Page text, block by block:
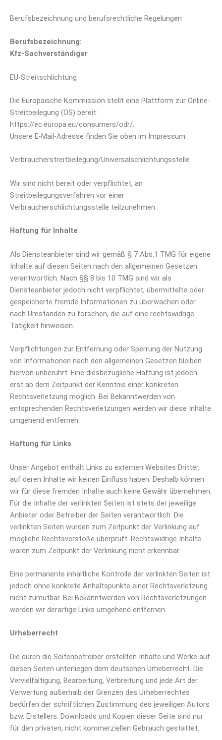
Berufsbezeichnung und berufsrechtliche Regelungen
Berufsbezeichnung:
Kfz-Sachverständiger
EU-Streitschlichtung
Die Europäische Kommission stellt eine Plattform zur Online-
Streitbeilegung (OS) bereit:
https://ec.europa.eu/consumers/odr/.
Unsere E-Mail-Adresse finden Sie oben im Impressum.
Verbraucherstreitbeilegung/Universalschlichtungsstelle
Wir sind nicht bereit oder verpflichtet, an
Streitbeilegungsverfahren vor einer
Verbraucherschlichtungsstelle teilzunehmen.
Haftung für Inhalte
Als Diensteanbieter sind wir gemäß § 7 Abs.1 TMG für eigene
Inhalte auf diesen Seiten nach den allgemeinen Gesetzen
verantwortlich. Nach §§ 8 bis 10 TMG sind wir als
Diensteanbieter jedoch nicht verpflichtet, übermittelte oder
gespeicherte fremde Informationen zu überwachen oder
nach Umständen zu forschen, die auf eine rechtswidrige
Tätigkeit hinweisen.
Verpflichtungen zur Entfernung oder Sperrung der Nutzung
von Informationen nach den allgemeinen Gesetzen bleiben
hiervon unberührt. Eine diesbezügliche Haftung ist jedoch
erst ab dem Zeitpunkt der Kenntnis einer konkreten
Rechtsverletzung möglich. Bei Bekanntwerden von
entsprechenden Rechtsverletzungen werden wir diese Inhalte
umgehend entfernen.
Haftung für Links
Unser Angebot enthält Links zu externen Websites Dritter,
auf deren Inhalte wir keinen Einfluss haben. Deshalb können
wir für diese fremden Inhalte auch keine Gewähr übernehmen.
Für die Inhalte der verlinkten Seiten ist stets der jeweilige
Anbieter oder Betreiber der Seiten verantwortlich. Die
verlinkten Seiten wurden zum Zeitpunkt der Verlinkung auf
mögliche Rechtsverstöße überprüft. Rechtswidrige Inhalte
waren zum Zeitpunkt der Verlinkung nicht erkennbar.
Eine permanente inhaltliche Kontrolle der verlinkten Seiten ist
jedoch ohne konkrete Anhaltspunkte einer Rechtsverletzung
nicht zumutbar. Bei Bekanntwerden von Rechtsverletzungen
werden wir derartige Links umgehend entfernen.
Urheberrecht
Die durch die Seitenbetreiber erstellten Inhalte und Werke auf
diesen Seiten unterliegen dem deutschen Urheberrecht. Die
Vervielfältigung, Bearbeitung, Verbreitung und jede Art der
Verwertung außerhalb der Grenzen des Urheberrechtes
bedürfen der schriftlichen Zustimmung des jeweiligen Autors
bzw. Erstellers. Downloads und Kopien dieser Seite sind nur
für den privaten, nicht kommerziellen Gebrauch gestattet.